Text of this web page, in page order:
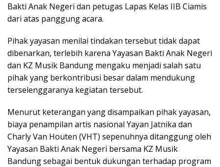
Bakti Anak Negeri dan petugas Lapas Kelas IIB Ciamis
dari atas panggung acara.
Pihak yayasan menilai tindakan tersebut tidak dapat
dibenarkan, terlebih karena Yayasan Bakti Anak Negeri
dan KZ Musik Bandung mengaku menjadi salah satu
pihak yang berkontribusi besar dalam mendukung
terselenggaranya kegiatan tersebut.
Menurut keterangan yang disampaikan pihak yayasan,
biaya penampilan artis nasional Yayan Jatnika dan
Charly Van Houten (VHT) sepenuhnya ditanggung oleh
Yayasan Bakti Anak Negeri bersama KZ Musik
Bandung sebagai bentuk dukungan terhadap program